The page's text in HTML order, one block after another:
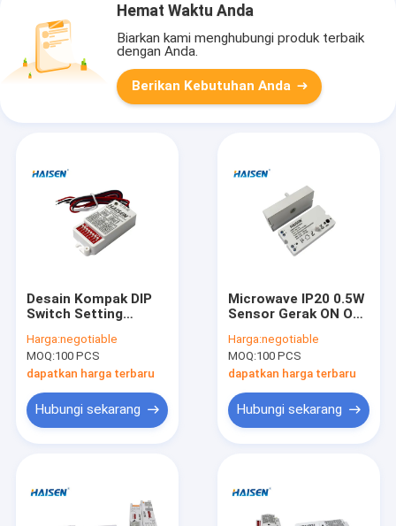
Hemat Waktu Anda
Biarkan kami menghubungi produk terbaik
dengan Anda.
Berikan Kebutuhan Anda
Desain Kompak DIP
Switch Setting
Microwave Motion
Sensor
Harga:negotiable
MOQ:100 PCS
dapatkan harga terbaru
Hubungi sekarang
Microwave IP20 0.5W
Sensor Gerak ON OFF
Antena Kolom
Harga:negotiable
MOQ:100 PCS
dapatkan harga terbaru
Hubungi sekarang